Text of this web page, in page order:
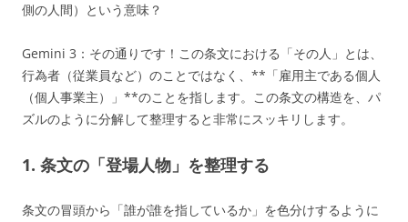
側の人間）という意味？
Gemini 3：その通りです！この条文における「その人」とは、
行為者（従業員など）のことではなく、**「雇用主である個人
（個人事業主）」**のことを指します。この条文の構造を、パ
ズルのように分解して整理すると非常にスッキリします。
1. 条文の「登場人物」を整理する
条文の冒頭から「誰が誰を指しているか」を色分けするように